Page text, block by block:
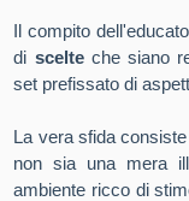
Il compito
di scelteche siano
set prefissato di
La vera sfida
non sia una mera
ambiente ricco di